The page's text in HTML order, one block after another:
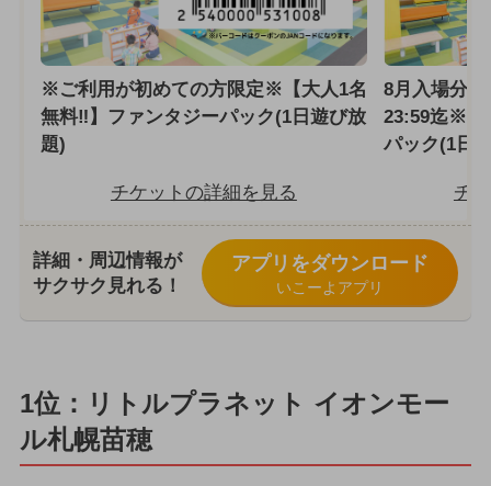
※ご利用が初めての方限定※【大人1名
無料‼】ファンタジーパック(1日遊び放
題)
チケットの詳細を見る
8月入場分※
23:59迄※【
パック(1日
チ
詳細・周辺情報が
サクサク見れる！
アプリをダウンロード
いこーよアプリ
1位：リトルプラネット イオンモー
ル札幌苗穂